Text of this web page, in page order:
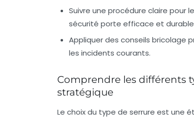
Suivre une procédure claire pour
sécurité porte efficace et
Appliquer des conseils bricolage
les incidents courants.
Comprendre les différents
stratégique
Le choix du type de serrure est une